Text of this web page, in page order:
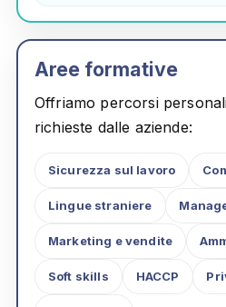
Aree formative
Offriamo percorsi
richieste dalle aziende:
Sicurezza sul lavoro
Lingue straniere
Marketing e vendite
Soft skills HACCP